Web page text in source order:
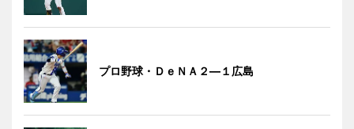
プロ野球・ＤｅＮＡ２―１広島